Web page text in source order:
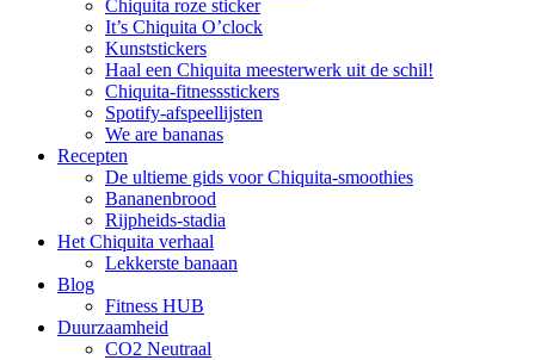
Chiquita roze sticker
It’s Chiquita O’clock
Kunststickers
Haal een Chiquita meesterwerk uit de schil!
Chiquita-fitnessstickers
Spotify-afspeellijsten
We are bananas
Recepten
De ultieme gids voor Chiquita-smoothies
Bananenbrood
Rijpheids-stadia
Het Chiquita verhaal
Lekkerste banaan
Blog
Fitness HUB
Duurzaamheid
CO2 Neutraal